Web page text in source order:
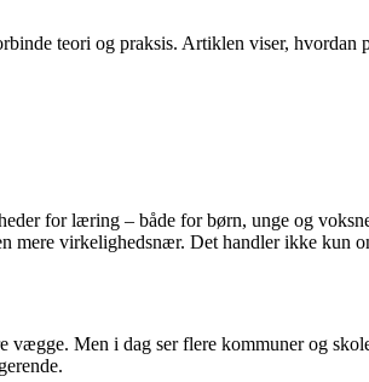
teori og praksis. Artiklen viser,
for læring – både for børn, unge og
virkelighedsnær. Det handler ikke kun
Men i dag ser flere kommuner og